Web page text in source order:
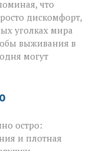
приходит»
что
дискомфорт,
уголках мира
выживания в
могут
остро:
и плотная